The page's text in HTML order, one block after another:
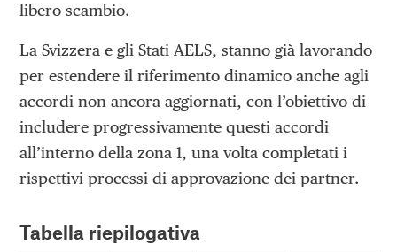
libero scambio.
La Svizzera e gli Stati AELS, stanno già lavorando
per estendere il riferimento dinamico anche agli
accordi non ancora aggiornati, con l’obiettivo di
includere progressivamente questi accordi
all’interno della zona 1, una volta completati i
rispettivi processi di approvazione dei partner.
Tabella riepilogativa